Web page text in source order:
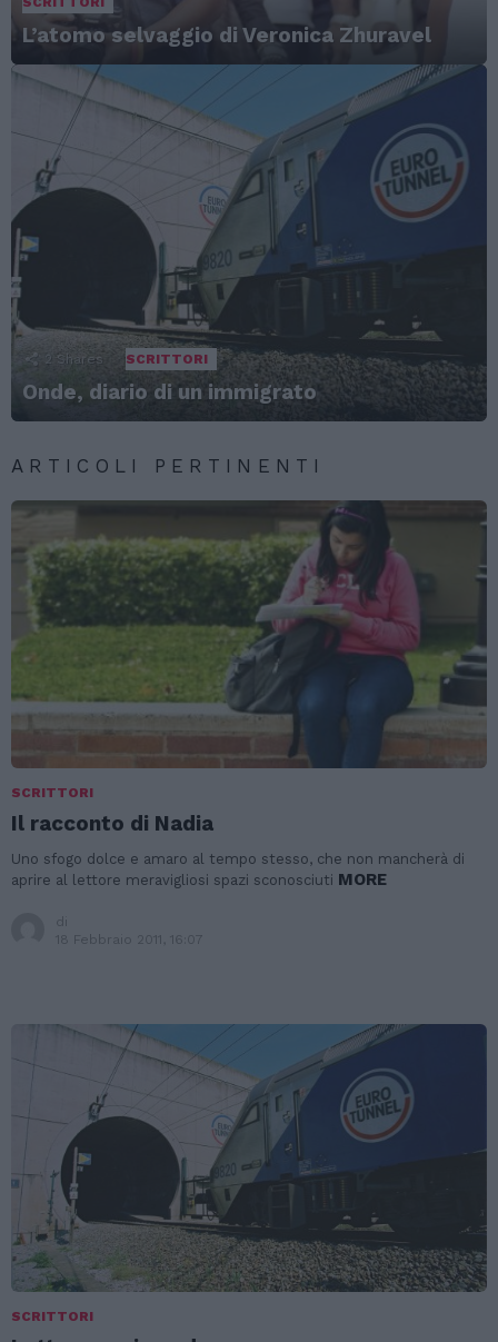
L’atomo selvaggio di Veronica Zhuravel
2 Shares SCRITTORI
Onde, diario di un immigrato
ARTICOLI PERTINENTI
SCRITTORI
Il racconto di Nadia
Uno sfogo dolce e amaro al tempo stesso, che non mancherà di
aprire al lettore meravigliosi spazi sconosciuti MORE
di
18 Febbraio 2011, 16:07
SCRITTORI